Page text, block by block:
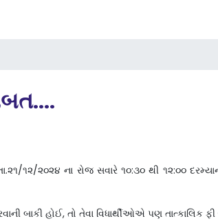
૧૨/૨૦૨૪ ના રોજ સવારે ૧૦:૩૦ થી ૧૨:૦૦
બાકી હોઈ, તો તેવા વિધાર્થીઓએ પણ તાત્કાલિક